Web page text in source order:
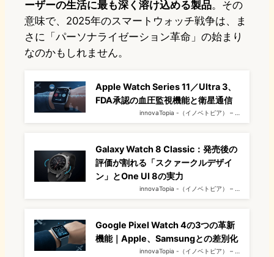
ーザーの生活に最も深く溶け込める製品。その
意味で、2025年のスマートウォッチ戦争は、ま
さに「パーソナライゼーション革命」の始まり
なのかもしれません。
Apple Watch Series 11／Ultra 3、
FDA承認の血圧監視機能と衛星通信
innovaTopia -（イノベトピア） – …
Galaxy Watch 8 Classic：発売後の
評価が割れる「スクァークルデザイ
ン」とOne UI 8の実力
innovaTopia -（イノベトピア） – …
Google Pixel Watch 4の3つの革新
機能｜Apple、Samsungとの差別化
innovaTopia -（イノベトピア） – …